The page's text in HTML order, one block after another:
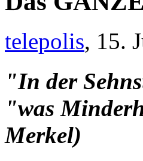
telepolis, 15.
"In der
"was
Merkel)